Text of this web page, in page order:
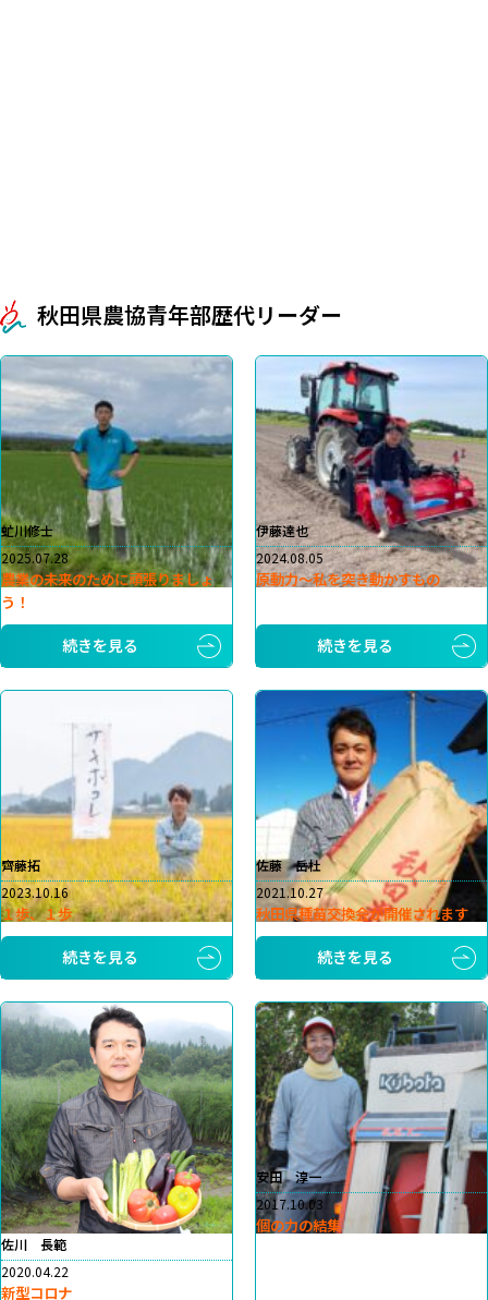
秋田県農協青年部歴代リーダー
虻川修士
2025.07.28
農業の未来のために頑張りましょ
う！
続きを見る
伊藤達也
2024.08.05
原動力～私を突き動かすもの
続きを見る
齊藤拓
2023.10.16
１歩、１歩
続きを見る
佐藤 岳杜
2021.10.27
秋田県種苗交換会が開催されます
続きを見る
佐川 長範
2020.04.22
新型コロナ
安田 淳一
2017.10.03
個の力の結集